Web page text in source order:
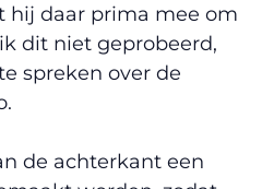
hij daar prima mee om
dit niet geprobeerd,
spreken over de
de achterkant een